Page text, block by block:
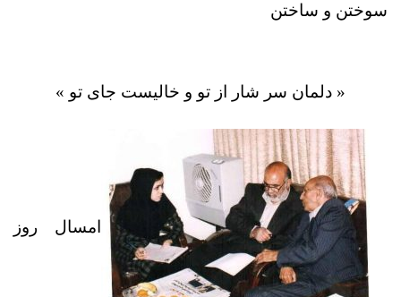
سوختن و ساختن
« دلمان سر شار از تو و خالیست جای تو »
امسال روز